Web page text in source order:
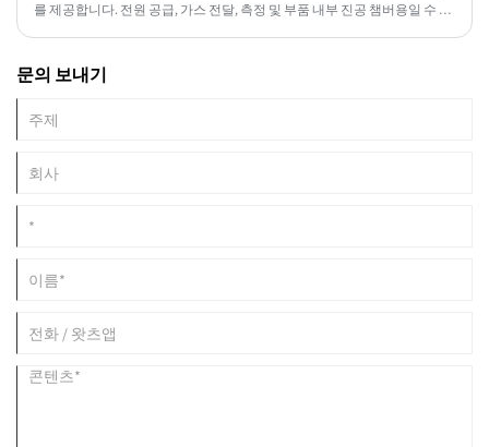
를 제공합니다. 전원 공급, 가스 전달, 측정 및 부품 내부 진공 챔버용일 수 있
문의 보내기